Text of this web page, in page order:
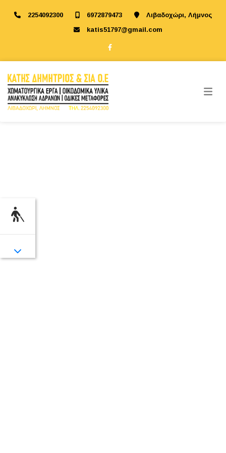
2254092300 6972879473
Λιβαδοχώρι, Λήμνος
katis51797@gmail.com